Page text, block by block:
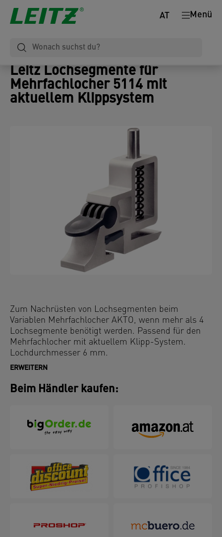
Menü
AT
Leitz Lochsegmente für
Mehrfachlocher 5114 mit
aktuellem Klippsystem
Zum Nachrüsten von Lochsegmenten beim
Variablen Mehrfachlocher AKTO, wenn mehr als 4
Lochsegmente benötigt werden. Passend für den
Mehrfachlocher mit aktuellem Klipp-System.
Lochdurchmesser 6 mm.
ERWEITERN
Beim Händler kaufen: